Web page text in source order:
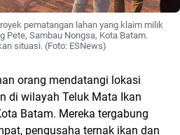
pematangan lahan yang klaim milik
Pete, Sambau Nongsa, Kota Batam.
situasi. (Foto: ESNews)
orang mendatangi lokasi
di wilayah Teluk Mata Ikan
Batam. Mereka tergabung
pengusaha ternak ikan dan